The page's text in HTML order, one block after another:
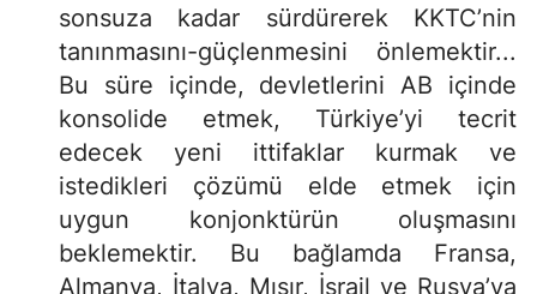
sonsuza kadar sürdürerek KKTC’nin
tanınmasını-güçlenmesini önlemektir...
Bu süre içinde, devletlerini AB içinde
konsolide etmek, Türkiye’yi tecrit
edecek yeni ittifaklar kurmak ve
istedikleri çözümü elde etmek için
uygun konjonktürün oluşmasını
beklemektir. Bu bağlamda Fransa,
Almanya, İtalya, Mısır, İsrail ve Rusya’ya